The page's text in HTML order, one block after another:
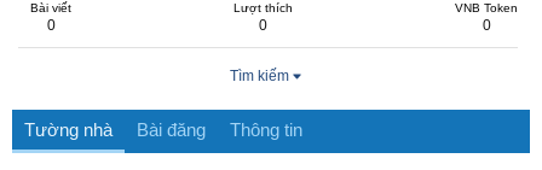
Bài viết
0
Lượt thích
0
VNB Token
0
Tìm kiếm
Tường nhà Bài đăng Thông tin